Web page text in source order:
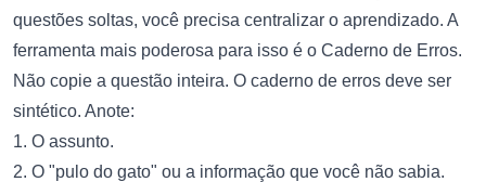
questões soltas, você precisa centralizar o aprendizado. A
ferramenta mais poderosa para isso é o Caderno de Erros.
Não copie a questão inteira. O caderno de erros deve ser
sintético. Anote:
1. O assunto.
2. O "pulo do gato" ou a informação que você não sabia.